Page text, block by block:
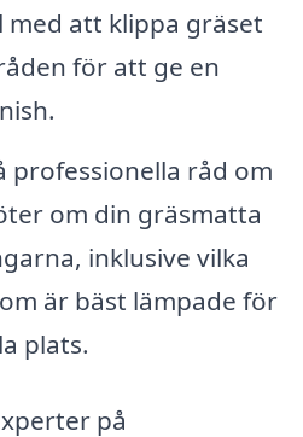
med att klippa gräset
för att ge en
professionella råd om
om din gräsmatta
inklusive vilka
är bäst lämpade för
plats.
på